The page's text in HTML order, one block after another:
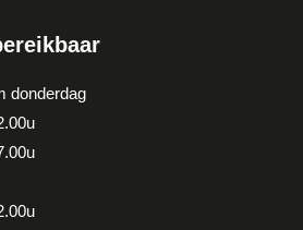
donderdag